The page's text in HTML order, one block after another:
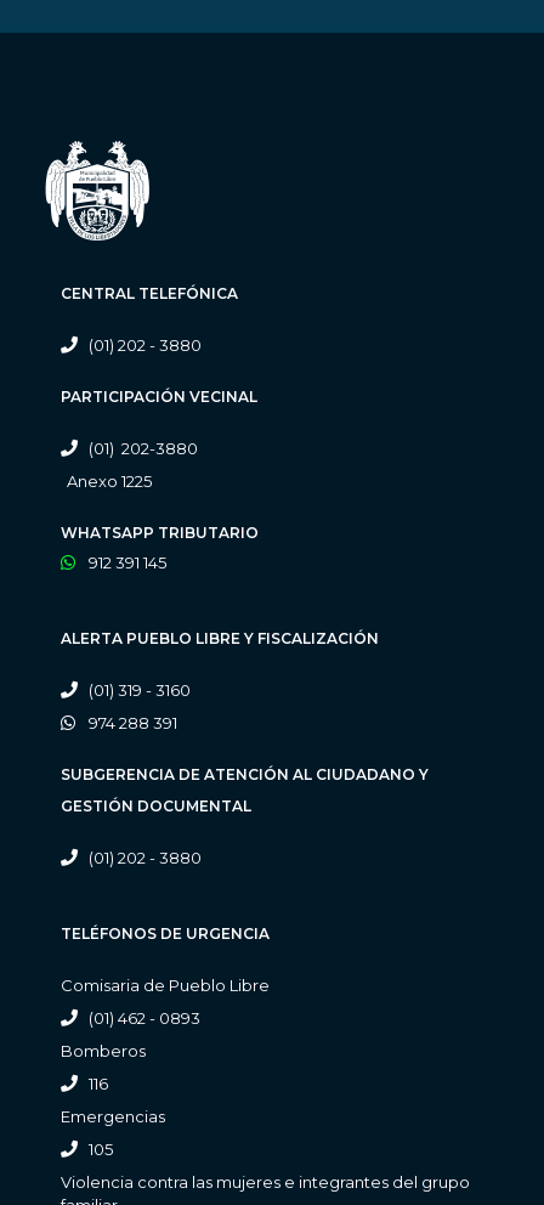
CENTRAL TELEFÓNICA
(01) 202 - 3880
PARTICIPACIÓN VECINAL
(01) 202-3880
Anexo 1225
WHATSAPP TRIBUTARIO
912 391 145
ALERTA PUEBLO LIBRE Y FISCALIZACIÓN
(01) 319 - 3160
974 288 391
SUBGERENCIA DE ATENCIÓN AL CIUDADANO Y
GESTIÓN DOCUMENTAL
(01) 202 - 3880
TELÉFONOS DE URGENCIA
Comisaria de Pueblo Libre
(01) 462 - 0893
Bomberos
116
Emergencias
105
Violencia contra las mujeres e integrantes del grupo